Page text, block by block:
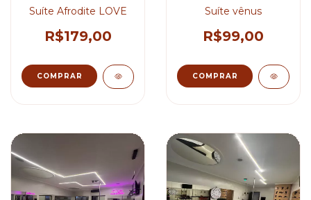
Suíte Afrodite LOVE
R$179,00
COMPRAR
Suíte vênus
R$99,00
COMPRAR